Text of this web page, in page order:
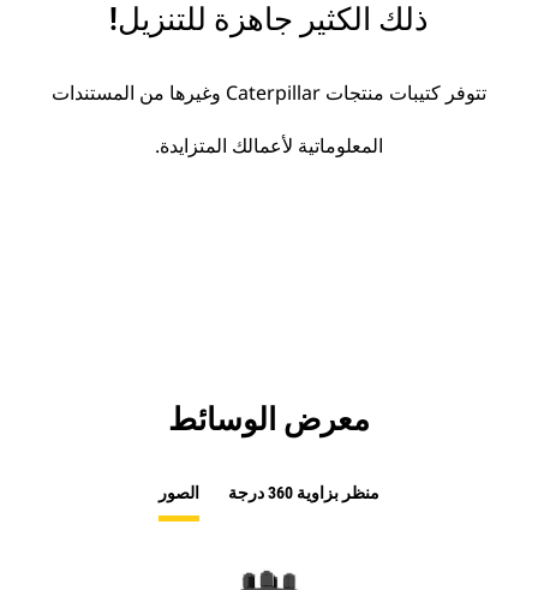
ذلك الكثير جاهزة للتنزيل!
تتوفر كتيبات منتجات Caterpillar وغيرها من المستندات
المعلوماتية لأعمالك المتزايدة.
معرض الوسائط
الصور منظر بزاوية 360 درجة